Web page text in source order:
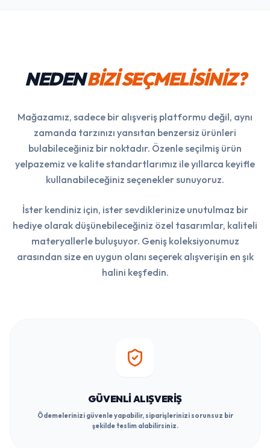
NEDENBİZİ SEÇMELİSİNİZ?
Mağazamız, sadece bir alışveriş platformu değil, aynı
zamanda tarzınızı yansıtan benzersiz ürünleri
bulabileceğiniz bir noktadır. Özenle seçilmiş ürün
yelpazemiz ve kalite standartlarımız ile yıllarca keyifle
kullanabileceğiniz seçenekler sunuyoruz.
İster kendiniz için, ister sevdiklerinize unutulmaz bir
hediye olarak düşünebileceğiniz özel tasarımlar, kaliteli
materyallerle buluşuyor. Geniş koleksiyonumuz
arasından size en uygun olanı seçerek alışverişin en şık
halini keşfedin.
GÜVENLI ALIŞVERIŞ
Ödemelerinizi güvenle yapabilir, siparişlerinizi sorunsuz bir
şekilde teslim alabilirsiniz.